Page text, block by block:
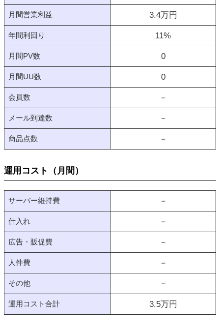
月間営業利益 3.4万円
年間利回り 11%
月間PV数 0
月間UU数 0
会員数 －
メール到達数 －
商品点数 －
運用コスト（月間）
サーバー維持費 －
仕入れ －
広告・販促費 －
人件費 －
その他 －
運用コスト合計 3.5万円